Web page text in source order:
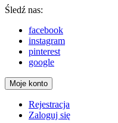
Śledź nas:
facebook
instagram
pinterest
google
Moje konto
Rejestracja
Zaloguj się